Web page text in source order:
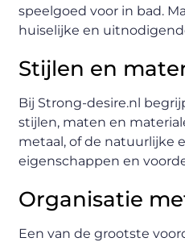
speelgoed voor in bad.
huiselijke en
Stijlen en
Bij Strong-desire.nl
stijlen, maten en
metaal, of de natuurlijke
eigenschappen en
Organisatie
Een van de grootste